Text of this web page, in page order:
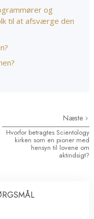
og
til at afsværge den
Næste
Hvorfor betragtes Scientology
kirken som en pioner med
hensyn til lovene om
aktindsigt?